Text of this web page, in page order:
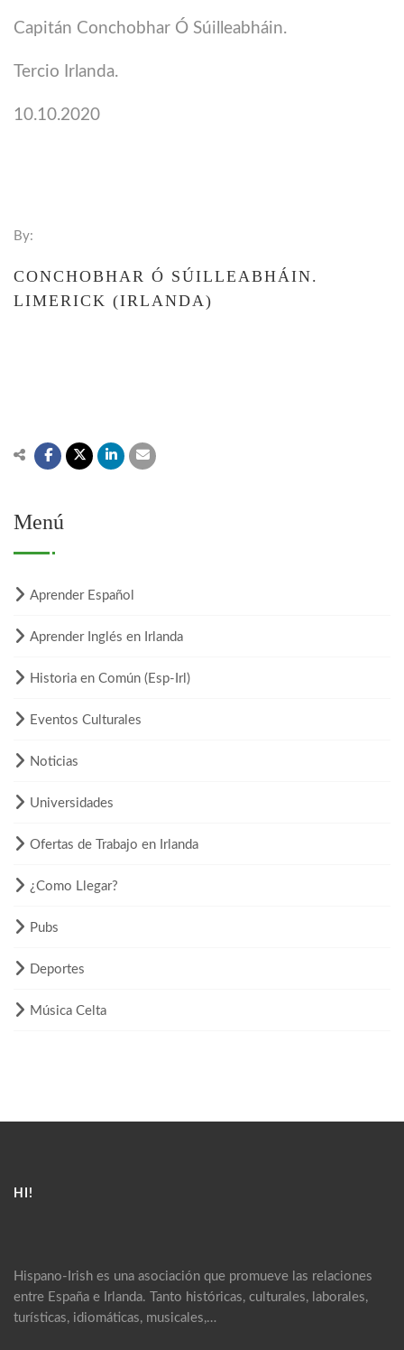
Capitán Conchobhar Ó Súilleabháin.
Tercio Irlanda.
10.10.2020
By:
CONCHOBHAR Ó SÚILLEABHÁIN.
LIMERICK (IRLANDA)
Menú
Aprender Español
Aprender Inglés en Irlanda
Historia en Común (Esp-Irl)
Eventos Culturales
Noticias
Universidades
Ofertas de Trabajo en Irlanda
¿Como Llegar?
Pubs
Deportes
Música Celta
HI!
Hispano-Irish es una asociación que promueve las relaciones
entre España e Irlanda. Tanto históricas, culturales, laborales,
turísticas, idiomáticas, musicales,…